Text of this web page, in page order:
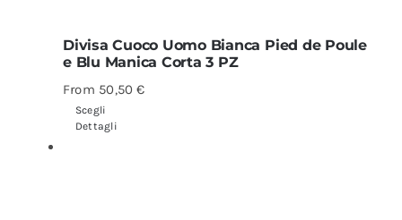
Divisa Cuoco Uomo Bianca Pied de Poule
e Blu Manica Corta 3 PZ
From 50,50€
Scegli
Dettagli